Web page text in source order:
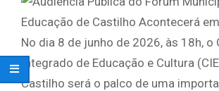
No dia 8 de junho de 2026, às 18h, o
Integrado de Educação e Cultura
Castilho será o palco de uma